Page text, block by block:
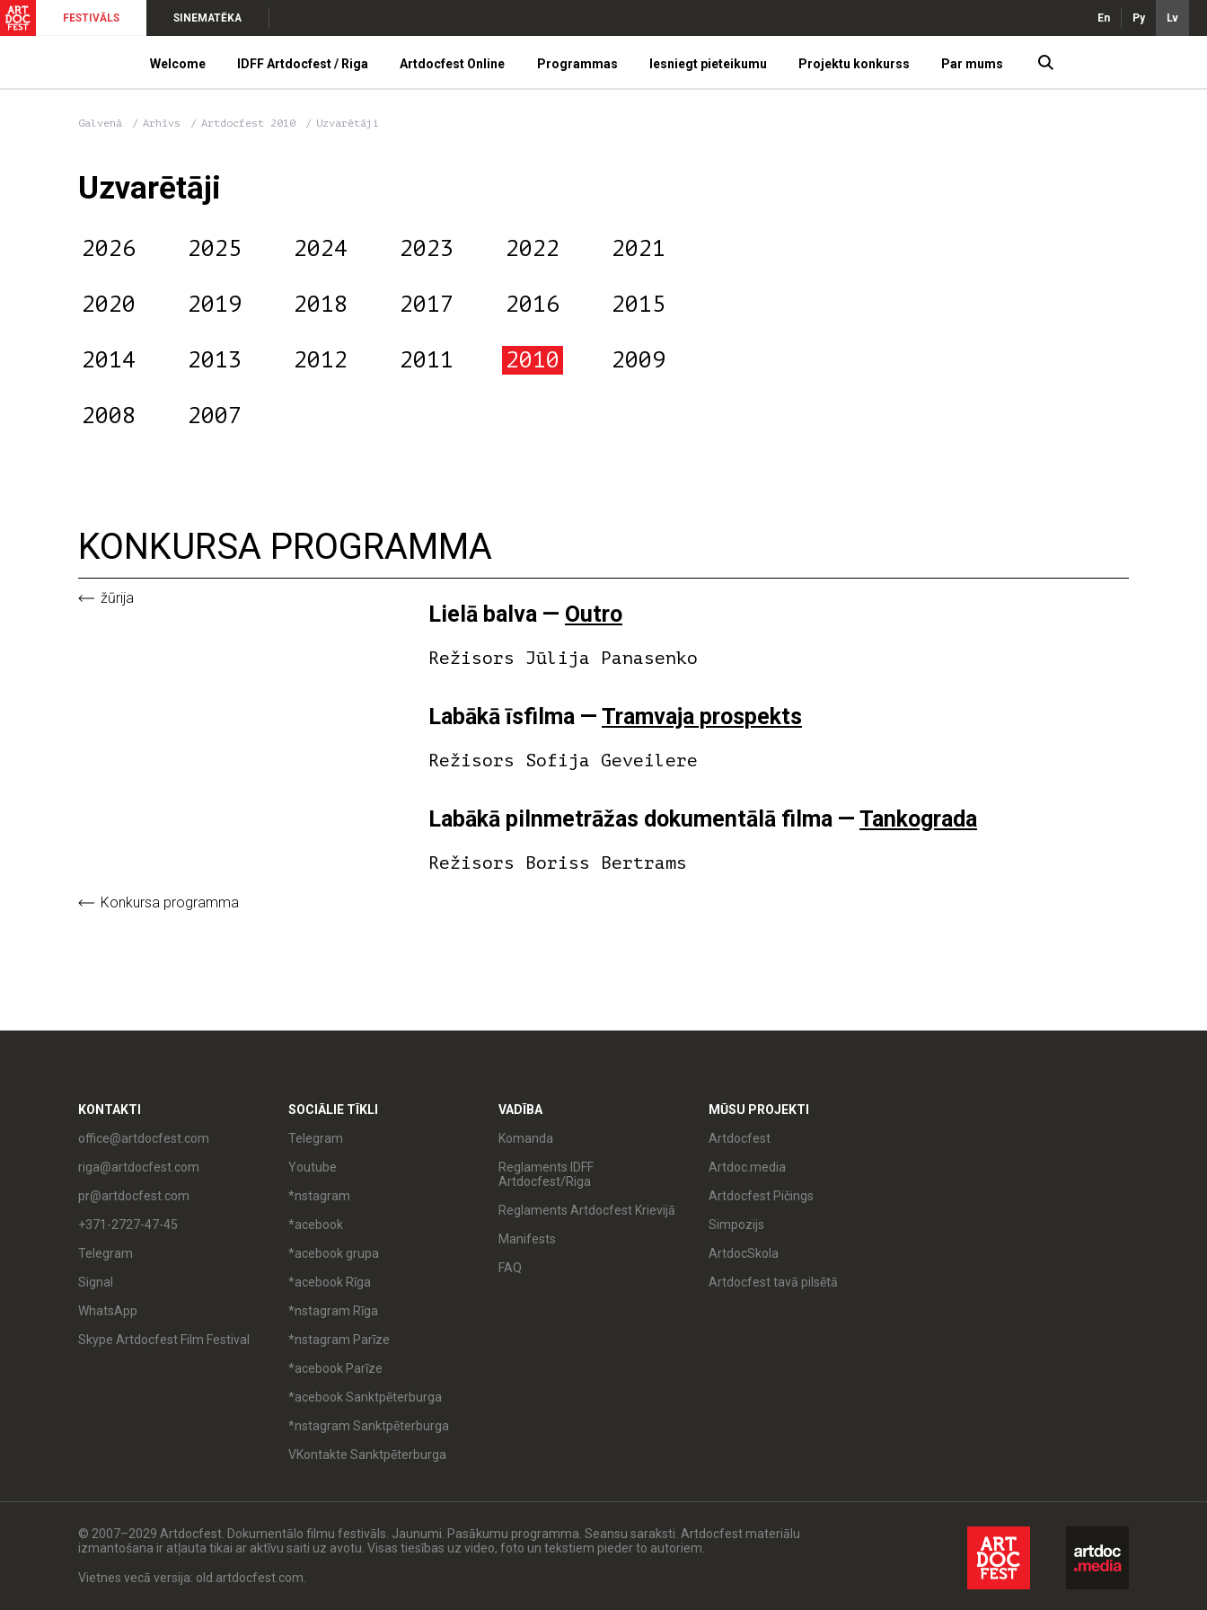
FESTIVĀLS SINEMATĒKA En Ру Lv
Welcome IDFF Artdocfest / Riga Artdocfest Online Programmas Iesniegt pieteikumu Projektu konkurss Par mums
Galvenā Arhīvs Artdocfest 2010 Uzvarētāji
Uzvarētāji
2026 2025 2024 2023 2022 2021
2020 2019 2018 2017 2016 2015
2014 2013 2012 2011 2010 2009
2008 2007
KONKURSA PROGRAMMA
žūrija
Konkursa programma
Lielā balva — Outro
Režisors Jūlija Panasenko
Labākā īsfilma — Tramvaja prospekts
Režisors Sofija Geveilere
Labākā pilnmetrāžas dokumentālā filma — Tankograda
Režisors Boriss Bertrams
KONTAKTI
office@artdocfest.com
riga@artdocfest.com
pr@artdocfest.com
+371-2727-47-45
Telegram
Signal
WhatsApp
Skype Artdocfest Film Festival
SOCIĀLIE TĪKLI
Telegram
Youtube
*nstagram
*acebook
*acebook grupa
*acebook Rīga
*nstagram Rīga
*nstagram Parīze
*acebook Parīze
*acebook Sanktpēterburga
*nstagram Sanktpēterburga
VKontakte Sanktpēterburga
VADĪBA
Komanda
Reglaments IDFF
Artdocfest/Riga
Reglaments Artdocfest Krievijā
Manifests
FAQ
MŪSU PROJEKTI
Artdocfest
Artdoc.media
Artdocfest Pičings
Simpozijs
ArtdocSkola
Artdocfest tavā pilsētā
© 2007–2029 Artdocfest. Dokumentālo filmu festivāls. Jaunumi. Pasākumu programma. Seansu saraksti. Artdocfest materiālu
izmantošana ir atļauta tikai ar aktīvu saiti uz avotu. Visas tiesības uz video, foto un tekstiem pieder to autoriem.
Vietnes vecā versija: old.artdocfest.com.